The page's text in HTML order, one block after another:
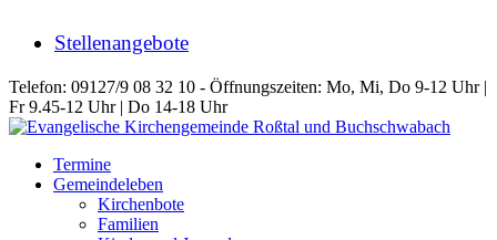
Stellenangebote
Telefon: 09127/9 08 32 10 - Öffnungszeiten: Mo, Mi, Do 9-12 Uhr |
Fr 9.45-12 Uhr | Do 14-18 Uhr
Termine
Gemeindeleben
Kirchenbote
Familien